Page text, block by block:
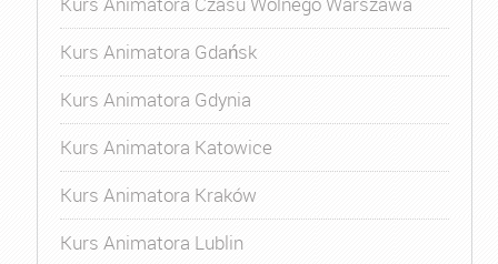
Kurs Animatora Gdańsk
Kurs Animatora Gdynia
Kurs Animatora Katowice
Kurs Animatora Kraków
Kurs Animatora Lublin